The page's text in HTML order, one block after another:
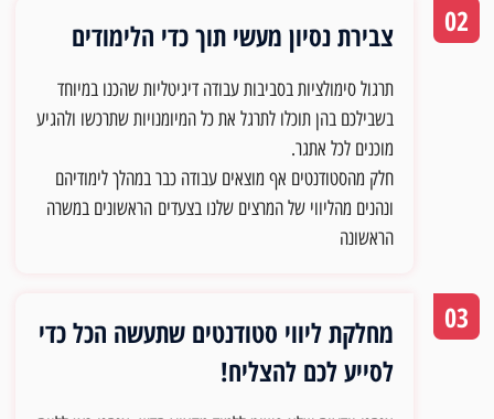
02 צבירת נסיון מעשי תוך כדי הלימודים
תרגול סימולציות בסביבות עבודה דיגיטליות שהכנו במיוחד
בשבילכם בהן תוכלו לתרגל את כל המיומנויות שתרכשו ולהגיע
מוכנים לכל אתגר.
חלק מהסטודנטים אף מוצאים עבודה כבר במהלך לימודיהם
ונהנים מהליווי של המרצים שלנו בצעדים הראשונים במשרה
הראשונה
03
מחלקת ליווי סטודנטים שתעשה הכל כדי
לסייע לכם להצליח!